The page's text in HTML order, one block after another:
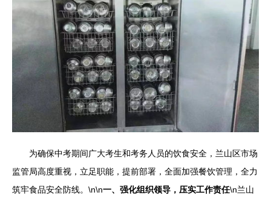
为确保中考期间广大考生和考务人员的饮食安全，兰山区市场
监管局高度重视，立足职能，提前部署，全面加强餐饮管理，全力
筑牢食品安全防线。\n\n一、强化组织领导，压实工作责任\n兰山